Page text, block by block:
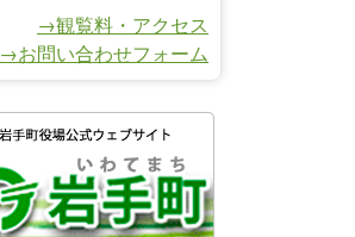
→観覧料・アクセス
→お問い合わせフォーム